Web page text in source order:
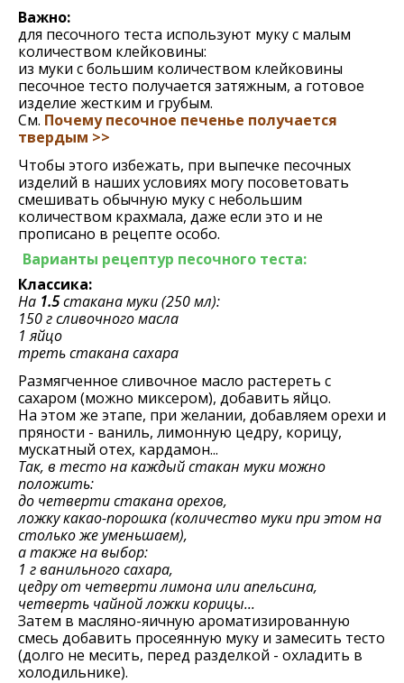
Важно:
для песочного теста используют муку с малым
количеством клейковины:
из муки с большим количеством клейковины
песочное тесто получается затяжным, а готовое
изделие жестким и грубым.
См. Почему песочное печенье получается
твердым >>
Чтобы этого избежать, при выпечке песочных
изделий в наших условиях могу посоветовать
смешивать обычную муку с небольшим
количеством крахмала, даже если это и не
прописано в рецепте особо.
Варианты рецептур песочного теста:
Классика:
На 1.5стакана муки (250 мл):
150 г сливочного масла
1 яйцо
треть стакана сахара
Размягченное сливочное масло растереть с
сахаром (можно миксером), добавить яйцо.
На этом же этапе, при желании, добавляем орехи и
пряности - ваниль, лимонную цедру, корицу,
мускатный отех, кардамон...
Так, в тесто на каждый стакан муки можно
положить:
до четверти стакана орехов,
ложку какао-порошка (количество муки при этом на
столько же уменьшаем),
а также на выбор:
1 г ванильного сахара,
цедру от четверти лимона или апельсина,
четверть чайной ложки корицы...
Затем в масляно-яичную ароматизированную
смесь добавить просеянную муку и замесить тесто
(долго не месить, перед разделкой - охладить в
холодильнике).